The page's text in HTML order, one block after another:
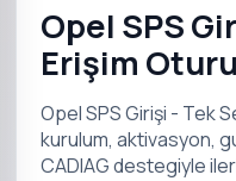
Opel SPS
Erişim
Opel SPS Girişi - Tek
kurulum, aktivasyon,
CADIAG destegiyle